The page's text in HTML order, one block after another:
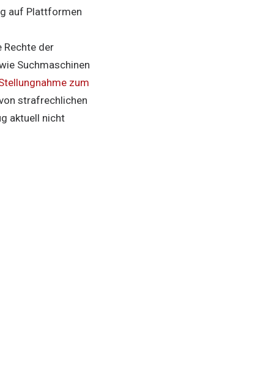
auf Plattformen
Rechte der
Suchmaschinen
zum
strafrechlichen
aktuell nicht